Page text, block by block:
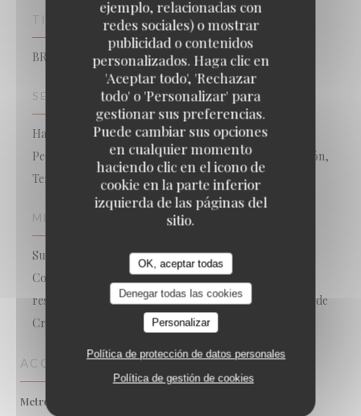
ejemplo, relacionadas con
redes sociales) o mostrar
publicidad o contenidos
personalizados. Haga clic en
'Aceptar todo', 'Rechazar
todo' o 'Personalizar' para
gestionar sus preferencias.
Puede cambiar sus opciones
en cualquier momento
haciendo clic en el icono de
cookie en la parte inferior
izquierda de las páginas del
sitio.
OK, aceptar todas
Denegar todas las cookies
Personalizar
Política de protección de datos personales
Política de gestión de cookies
TIPO DE NEGOCIO
BRASSERIE – FRUITS DE MER A EMPORTER
SERVICIOS
Habitación con Aire Acondicionado, Valet, Para Llevar,
Pedido para Llevar, Acceso WiFi, Reservas, Privatización,
Terraza
MÉTODOS DE PAGO
Sunday, Lyf, Ticket Restaurant, Amex, Sin contacto,
Contactless Payment, Eurocard/Mastercard, Tickets
restaurante, Efectivo, Visa, American Express, Tarjeta de
Crédito
ACCESO
Metro